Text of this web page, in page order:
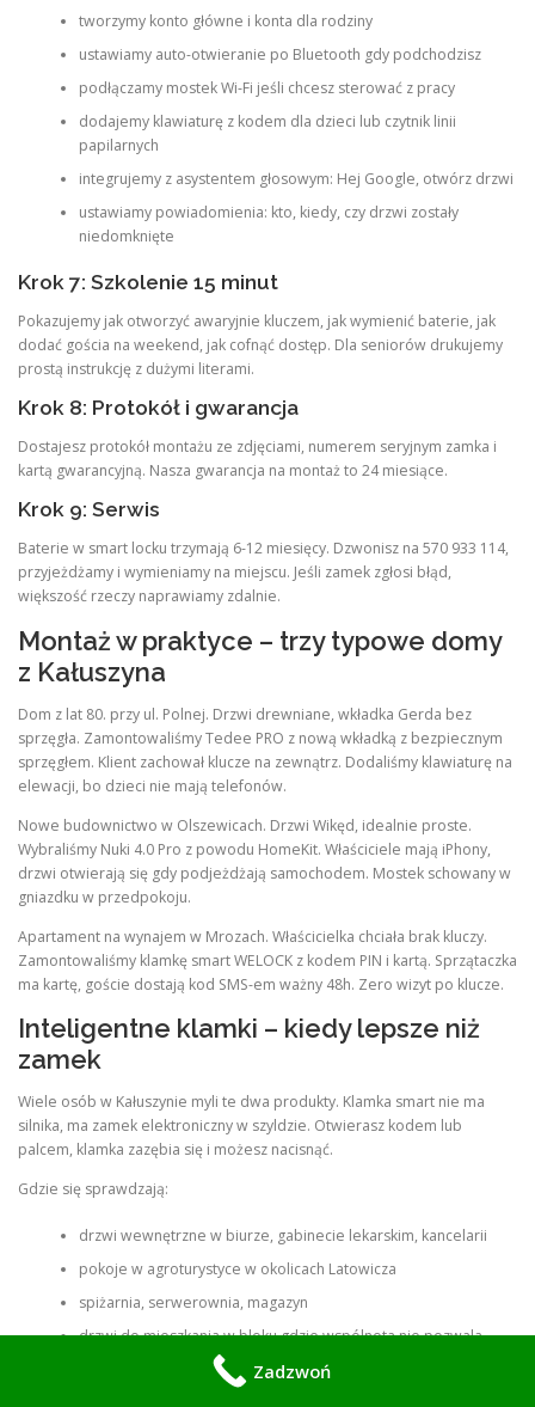
tworzymy konto główne i konta dla rodziny
ustawiamy auto-otwieranie po Bluetooth gdy podchodzisz
podłączamy mostek Wi-Fi jeśli chcesz sterować z pracy
dodajemy klawiaturę z kodem dla dzieci lub czytnik linii
papilarnych
integrujemy z asystentem głosowym: Hej Google, otwórz drzwi
ustawiamy powiadomienia: kto, kiedy, czy drzwi zostały
niedomknięte
Krok 7: Szkolenie 15 minut
Pokazujemy jak otworzyć awaryjnie kluczem, jak wymienić baterie, jak
dodać gościa na weekend, jak cofnąć dostęp. Dla seniorów drukujemy
prostą instrukcję z dużymi literami.
Krok 8: Protokół i gwarancja
Dostajesz protokół montażu ze zdjęciami, numerem seryjnym zamka i
kartą gwarancyjną. Nasza gwarancja na montaż to 24 miesiące.
Krok 9: Serwis
Baterie w smart locku trzymają 6-12 miesięcy. Dzwonisz na 570 933 114,
przyjeżdżamy i wymieniamy na miejscu. Jeśli zamek zgłosi błąd,
większość rzeczy naprawiamy zdalnie.
Montaż w praktyce – trzy typowe domy
z Kałuszyna
Dom z lat 80. przy ul. Polnej. Drzwi drewniane, wkładka Gerda bez
sprzęgła. Zamontowaliśmy Tedee PRO z nową wkładką z bezpiecznym
sprzęgłem. Klient zachował klucze na zewnątrz. Dodaliśmy klawiaturę na
elewacji, bo dzieci nie mają telefonów.
Nowe budownictwo w Olszewicach. Drzwi Wikęd, idealnie proste.
Wybraliśmy Nuki 4.0 Pro z powodu HomeKit. Właściciele mają iPhony,
drzwi otwierają się gdy podjeżdżają samochodem. Mostek schowany w
gniazdku w przedpokoju.
Apartament na wynajem w Mrozach. Właścicielka chciała brak kluczy.
Zamontowaliśmy klamkę smart WELOCK z kodem PIN i kartą. Sprzątaczka
ma kartę, goście dostają kod SMS-em ważny 48h. Zero wizyt po klucze.
Inteligentne klamki – kiedy lepsze niż
zamek
Wiele osób w Kałuszynie myli te dwa produkty. Klamka smart nie ma
silnika, ma zamek elektroniczny w szyldzie. Otwierasz kodem lub
palcem, klamka zazębia się i możesz nacisnąć.
Gdzie się sprawdzają:
drzwi wewnętrzne w biurze, gabinecie lekarskim, kancelarii
pokoje w agroturystyce w okolicach Latowicza
spiżarnia, serwerownia, magazyn
drzwi do mieszkania w bloku gdzie wspólnota nie pozwala
Zadzwoń